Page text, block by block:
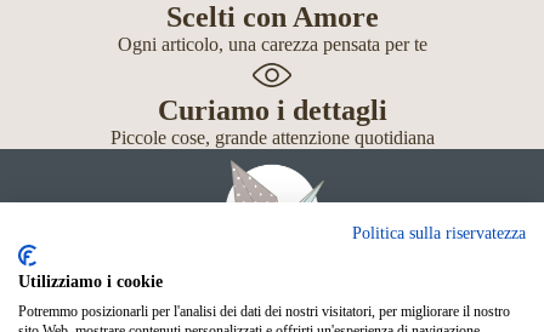
Scelti con Amore
Ogni articolo, una carezza pensata per te
Curiamo i dettagli
Piccole cose, grande attenzione quotidiana
Giochi
Politica sulla riservatezza
Utilizziamo i cookie
Potremmo posizionarli per l'analisi dei dati dei nostri visitatori, per migliorare il nostro